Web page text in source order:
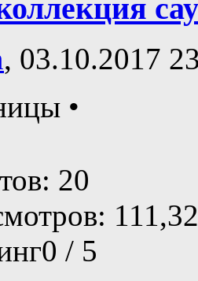
, 03.10.2017
•
20
/ 5